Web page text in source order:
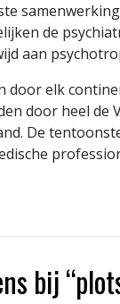
de
aan
elk
door heel de
De
bij